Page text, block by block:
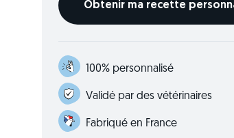
100% personnalisé
Validé par des vétérinaires
Fabriqué en France